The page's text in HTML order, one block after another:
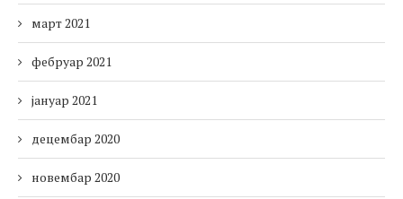
март 2021
фебруар 2021
јануар 2021
децембар 2020
новембар 2020